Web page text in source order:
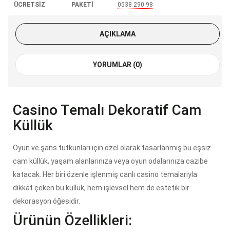
ÜCRETSİZ
PAKETİ
0538 290 98
AÇIKLAMA
YORUMLAR (0)
Casino Temalı Dekoratif Cam
Küllük
Oyun ve şans tutkunları için özel olarak tasarlanmış bu eşsiz
cam küllük, yaşam alanlarınıza veya oyun odalarınıza cazibe
katacak. Her biri özenle işlenmiş canlı casino temalarıyla
dikkat çeken bu küllük, hem işlevsel hem de estetik bir
dekorasyon öğesidir.
Ürünün Özellikleri: